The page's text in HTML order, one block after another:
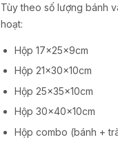
Tùy theo số lượng bánh
hoạt:
Hộp 17x25x9cm
Hộp 21x30x10cm
Hộp 25x35x10cm
Hộp 30x40x10cm
Hộp combo (bánh +